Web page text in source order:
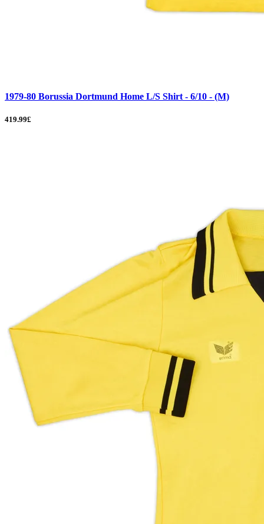
1979-80 Borussia Dortmund Home L/S Shirt - 6/10 - (M)
419.99£